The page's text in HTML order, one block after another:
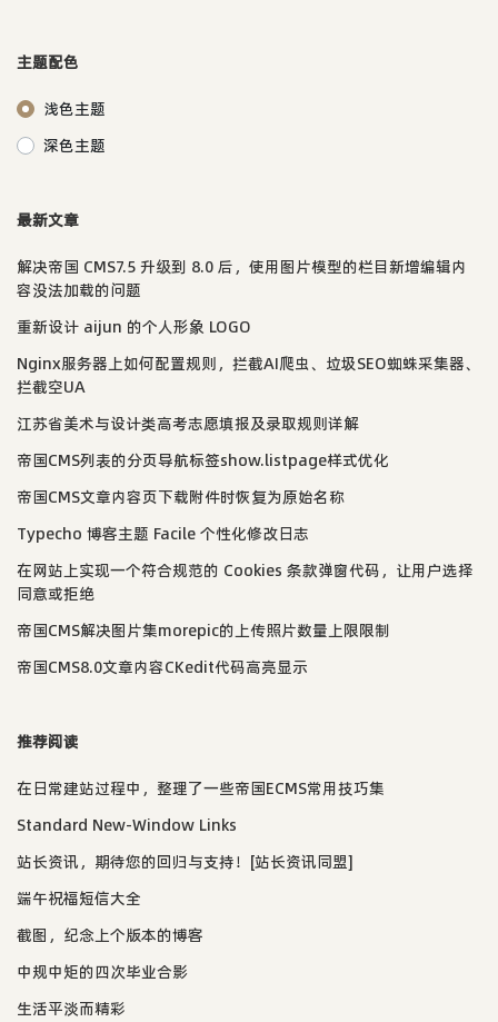
主题配色
浅色主题
深色主题
最新文章
解决帝国 CMS7.5 升级到 8.0 后，使用图片模型的栏目新增编辑内
容没法加载的问题
重新设计 aijun 的个人形象 LOGO
Nginx服务器上如何配置规则，拦截AI爬虫、垃圾SEO蜘蛛采集器、
拦截空UA
江苏省美术与设计类高考志愿填报及录取规则详解
帝国CMS列表的分页导航标签show.listpage样式优化
帝国CMS文章内容页下载附件时恢复为原始名称
Typecho 博客主题 Facile 个性化修改日志
在网站上实现一个符合规范的 Cookies 条款弹窗代码，让用户选择
同意或拒绝
帝国CMS解决图片集morepic的上传照片数量上限限制
帝国CMS8.0文章内容CKedit代码高亮显示
推荐阅读
在日常建站过程中，整理了一些帝国ECMS常用技巧集
Standard New-Window Links
站长资讯，期待您的回归与支持！[站长资讯同盟]
端午祝福短信大全
截图，纪念上个版本的博客
中规中矩的四次毕业合影
生活平淡而精彩